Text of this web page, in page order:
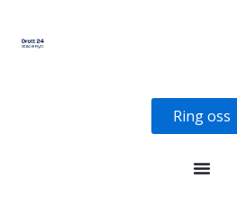
Ring oss